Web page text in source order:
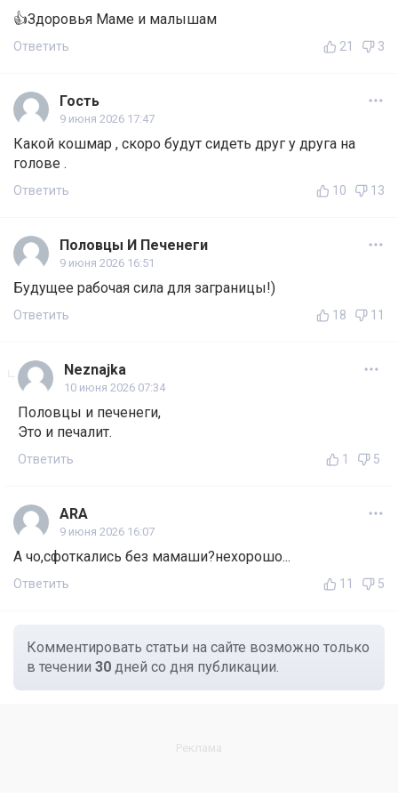
👍Здоровья Маме и малышам
Ответить 21 3
Гость
9 июня 2026 17:47
Какой кошмар , скоро будут сидеть друг у друга на
голове .
Ответить 10 13
Половцы И Печенеги
9 июня 2026 16:51
Будущее рабочая сила для заграницы!)
Ответить 18 11
Neznajka
10 июня 2026 07:34
Половцы и печенеги,
Это и печалит.
Ответить 1 5
ARA
9 июня 2026 16:07
А чо,сфоткались без мамаши?нехорошо...
Ответить 11 5
Комментировать статьи на сайте возможно только
в течении 30 дней со дня публикации.